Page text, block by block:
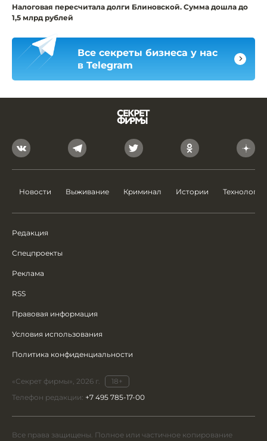
Налоговая пересчитала долги Блиновской. Сумма дошла до
1,5 млрд рублей
Все секреты бизнеса у нас
в Telegram
Новости Выживание Криминал Истории Технологии
Редакция
Спецпроекты
Реклама
RSS
Правовая информация
Условия использования
Политика конфиденциальности
«Секрет фирмы», 2026 г.
18+
Телефон редакции: +7 495 785-17-00
Все права защищены. Полное или частичное копирование